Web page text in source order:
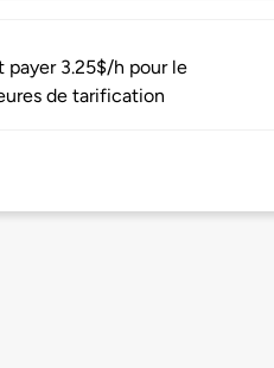
payer 3.25$/h pour le
de tarification